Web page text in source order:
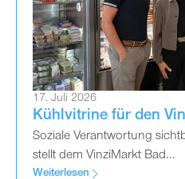
17. Juli 2026
Kühlvitrine für den
Soziale Verantwortung
stellt dem VinziMarkt Bad...
Weiterlesen